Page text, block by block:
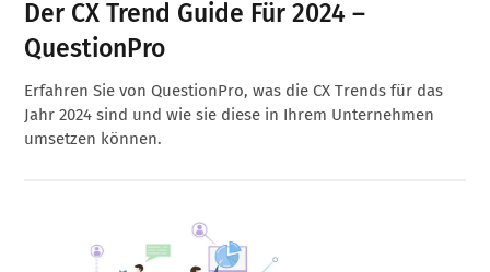
Der CX Trend Guide Für 2024 –
QuestionPro
Erfahren Sie von QuestionPro, was die CX Trends für das
Jahr 2024 sind und wie sie diese in Ihrem Unternehmen
umsetzen können.